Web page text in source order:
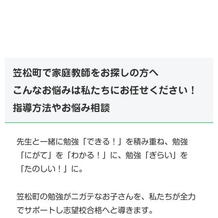
笠松町で家庭教師をお探しの方へ
こんなお悩みは私たちにお任せください！
指導方法やお悩み相談
先生と一緒に勉強「できる！」を積み重ね、勉強
「にがて」を「わかる！」に、勉強「ぎらい」を
「たのしい！」に。
笠松町の勉強がニガテなお子さんを、私たちが全力
でサポートし志望校合格へと導きます。